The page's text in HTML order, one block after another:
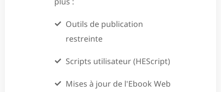
Outils de publication
restreinte
Scripts utilisateur (HEScript)
Mises à jour de l'Ebook Web